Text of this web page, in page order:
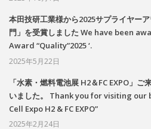
本田技研工業様から2025サプライヤー
門」を受賞しました We have been
Award “Quality”2025 ‘.
2025年5月22日
「水素・燃料電池展 H2＆FC EXPO」
いました。 Thank you for visiting our
Cell Expo H2 & FC EXPO”
2025年2月24日